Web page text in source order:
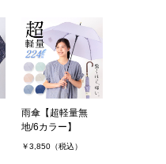
雨傘【超軽量無
地/6カラー】
￥3,850（税込）